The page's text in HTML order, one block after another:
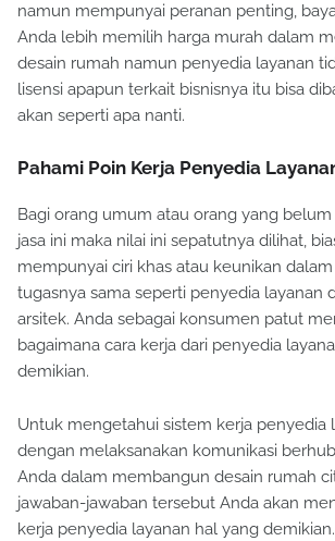
namun mempunyai peranan penting,
Anda lebih memilih harga murah dalam
desain rumah namun penyedia layanan
lisensi apapun terkait bisnisnya itu bisa
akan seperti apa nanti.
Pahami Poin Kerja Penyedia
Bagi orang umum atau orang yang
jasa ini maka nilai ini sepatutnya dilihat,
mempunyai ciri khas atau keunikan
tugasnya sama seperti penyedia layanan
arsitek. Anda sebagai konsumen patut
bagaimana cara kerja dari penyedia
demikian.
Untuk mengetahui sistem kerja penyedia
dengan melaksanakan komunikasi
Anda dalam membangun desain rumah
jawaban-jawaban tersebut Anda akan
kerja penyedia layanan hal yang